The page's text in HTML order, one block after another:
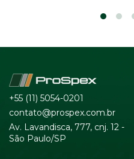
+55 (11) 5054-0201
contato@prospex.com.br
Av. Lavandisca, 777, cnj. 12 -
São Paulo/SP